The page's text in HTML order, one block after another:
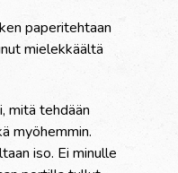
paperitehtaan
mielekkäältä
mitä tehdään
myöhemmin.
iso. Ei minulle